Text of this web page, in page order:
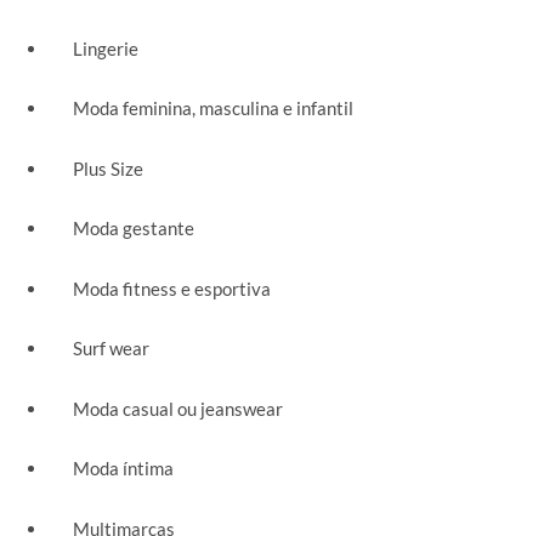
Lingerie
Moda feminina, masculina e infantil
Plus Size
Moda gestante
Moda fitness e esportiva
Surf wear
Moda casual ou jeanswear
Moda íntima
Multimarcas